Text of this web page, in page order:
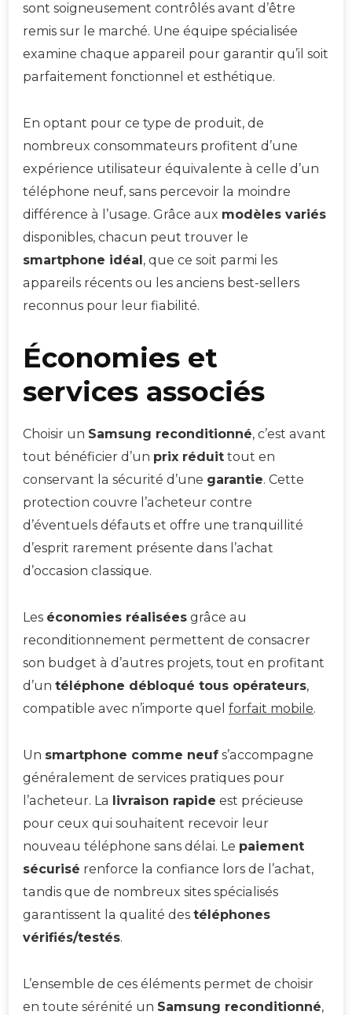
sont soigneusement contrôlés avant d’être
remis sur le marché. Une équipe spécialisée
examine chaque appareil pour garantir qu’il soit
parfaitement fonctionnel et esthétique.
En optant pour ce type de produit, de
nombreux consommateurs profitent d’une
expérience utilisateur équivalente à celle d’un
téléphone neuf, sans percevoir la moindre
différence à l’usage. Grâce aux modèles variés
disponibles, chacun peut trouver le
smartphone idéal , que ce soit parmi les
appareils récents ou les anciens best-sellers
reconnus pour leur fiabilité.
Économies et
services associés
Choisir un Samsung reconditionné, c’est avant
tout bénéficier d’un prix réduit tout en
conservant la sécurité d’une garantie. Cette
protection couvre l’acheteur contre
d’éventuels défauts et offre une tranquillité
d’esprit rarement présente dans l’achat
d’occasion classique.
Les économies réalisées grâce au
reconditionnement permettent de consacrer
son budget à d’autres projets, tout en profitant
d’un téléphone débloqué tous opérateurs,
compatible avec n’importe quel forfait mobile.
Un smartphone comme neuf s’accompagne
généralement de services pratiques pour
l’acheteur. La livraison rapide est précieuse
pour ceux qui souhaitent recevoir leur
nouveau téléphone sans délai. Le paiement
sécurisé renforce la confiance lors de l’achat,
tandis que de nombreux sites spécialisés
garantissent la qualité des téléphones
vérifiés/testés.
L’ensemble de ces éléments permet de choisir
en toute sérénité un Samsung reconditionné,